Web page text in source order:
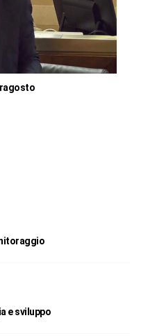
e sviluppo